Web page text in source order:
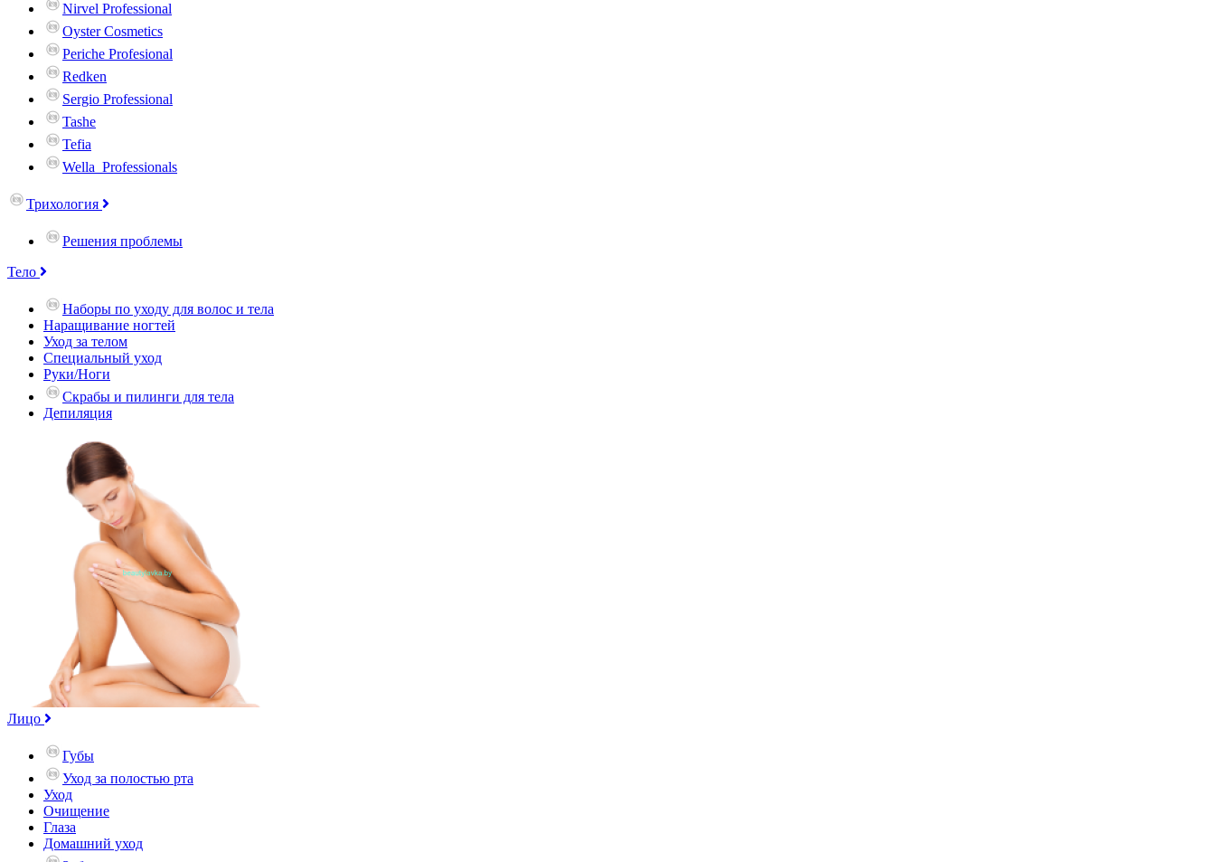
Nirvel Professional
Oyster Cosmetics
Periche Profesional
Redken
Sergio Professional
Tashe
Tefia
Wella_Professionals
Трихология
Решения проблемы
Тело
Наборы по уходу для волос и тела
Наращивание ногтей
Уход за телом
Специальный уход
Руки/Ноги
Скрабы и пилинги для тела
Депиляция
Лицо
Губы
Уход за полостью рта
Уход
Очищение
Глаза
Домашний уход